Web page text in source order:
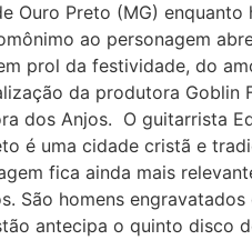
Ouro Preto (MG)
ao personagem
prol da festividade, do
da produtora Goblin
dos Anjos. O guitarrista
é uma cidade cristã e
fica ainda mais
São homens
antecipa o quinto disco